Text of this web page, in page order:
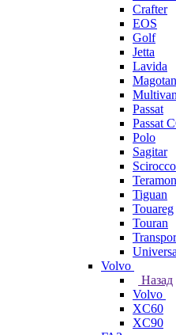
Crafter
EOS
Golf
Jetta
Lavida
Magotan
Multivan
Passat
Passat
Polo
Sagitar
Scirocco
Tiguan
Touareg
Touran
Volvo
Назад
Volvo
XC60
XC90